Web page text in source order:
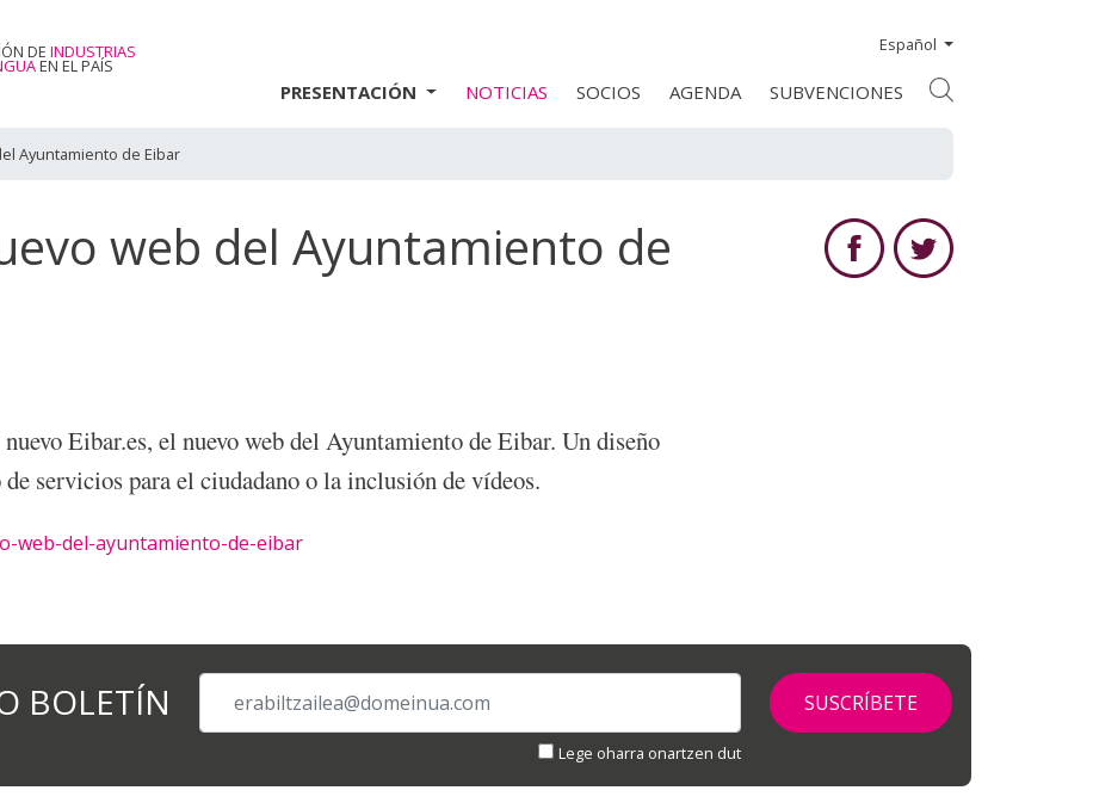
DE INDUSTRIAS
EN EL PAÍS
Español
PRESENTACIÓN NOTICIAS SOCIOS AGENDA SUBVENCIONES
Ayuntamiento de Eibar
web del Ayuntamiento de
Eibar.es, el nuevo web del Ayuntamiento de Eibar. Un diseño
servicios para el ciudadano o la inclusión de vídeos.
web-del-ayuntamiento-de-eibar
BOLETÍN
Lege oharra onartzen dut